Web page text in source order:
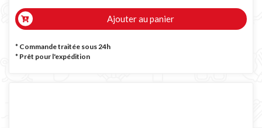
Ajouter au panier
* Commande traitée sous 24h
* Prêt pour l'expédition